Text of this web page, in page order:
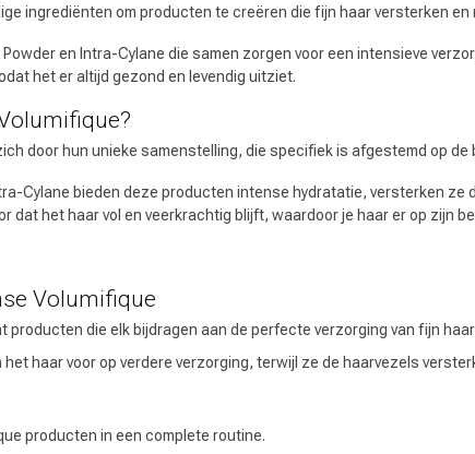
ingrediënten om producten te creëren die fijn haar versterken en
en Intra-Cylane die samen zorgen voor een intensieve
het er altijd gezond en levendig uitziet.
door hun unieke samenstelling, die specifiek is afgestemd op
Cylane bieden deze producten intense hydratatie, versterken ze
dat het haar vol en veerkrachtig blijft, waardoor je haar er op zijn
Volumifique
producten die elk bijdragen aan de perfecte verzorging van fijn
het haar voor op verdere verzorging, terwijl ze de haarvezels
producten in een complete routine.